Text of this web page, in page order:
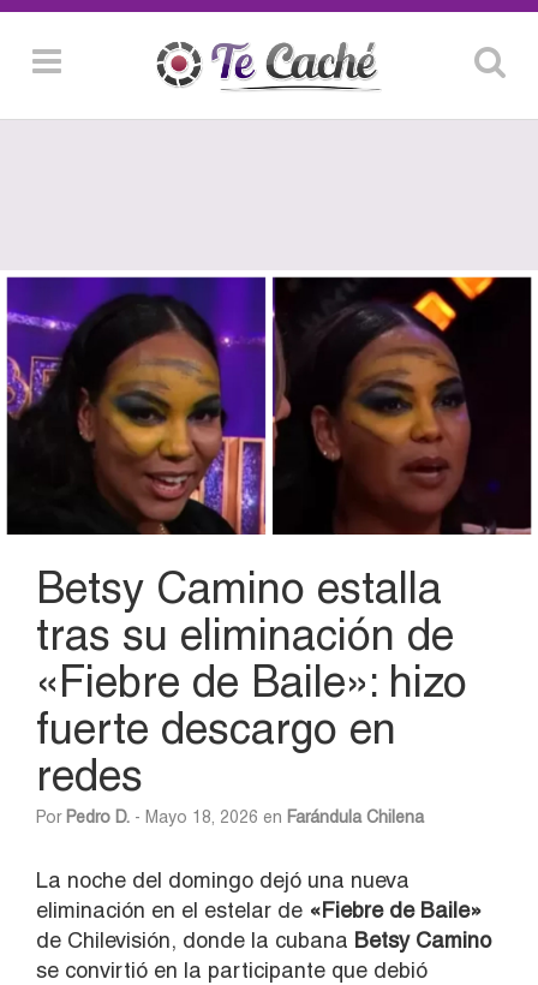
Betsy Camino estalla
tras su eliminación de
«Fiebre de Baile»: hizo
fuerte descargo en
redes
Por Pedro D. - Mayo 18, 2026 en Farándula Chilena
La noche del domingo dejó una nueva
eliminación en el estelar de «Fiebre de Baile»
de Chilevisión, donde la cubana Betsy Camino
se convirtió en la participante que debió